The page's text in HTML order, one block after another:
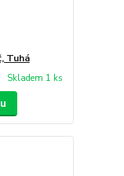
Tuhá
Skladem 1 ks